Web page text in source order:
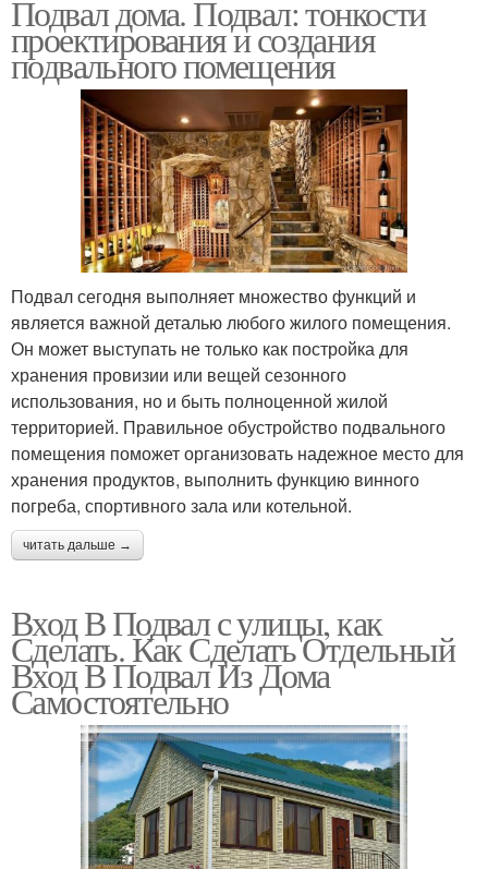
Подвал дома. Подвал: тонкости
проектирования и создания
подвального помещения
Подвал сегодня выполняет множество функций и
является важной деталью любого жилого помещения.
Он может выступать не только как постройка для
хранения провизии или вещей сезонного
использования, но и быть полноценной жилой
территорией. Правильное обустройство подвального
помещения поможет организовать надежное место для
хранения продуктов, выполнить функцию винного
погреба, спортивного зала или котельной.
читать дальше →
Вход В Подвал с улицы, как
Сделать. Как Сделать Отдельный
Вход В Подвал Из Дома
Самостоятельно